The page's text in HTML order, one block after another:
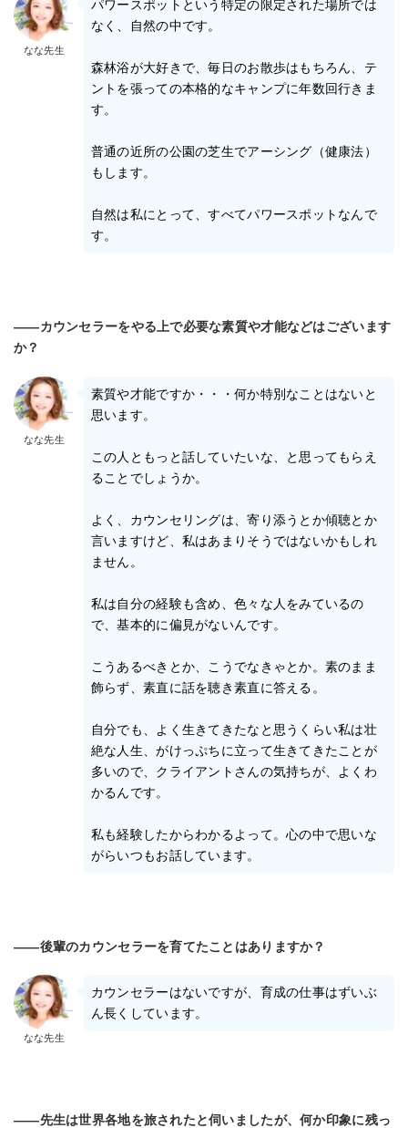
なな先生
パワースポットという特定の限定された場所では
なく、自然の中です。
森林浴が大好きで、毎日のお散歩はもちろん、テ
ントを張っての本格的なキャンプに年数回行きま
す。
普通の近所の公園の芝生でアーシング（健康法）
もします。
自然は私にとって、すべてパワースポットなんで
す。
――カウンセラーをやる上で必要な素質や才能などはございます
か？
なな先生
素質や才能ですか・・・何か特別なことはないと
思います。
この人ともっと話していたいな、と思ってもらえ
ることでしょうか。
よく、カウンセリングは、寄り添うとか傾聴とか
言いますけど、私はあまりそうではないかもしれ
ません。
私は自分の経験も含め、色々な人をみているの
で、基本的に偏見がないんです。
こうあるべきとか、こうでなきゃとか。素のまま
飾らず、素直に話を聴き素直に答える。
自分でも、よく生きてきたなと思うくらい私は壮
絶な人生、がけっぷちに立って生きてきたことが
多いので、クライアントさんの気持ちが、よくわ
かるんです。
私も経験したからわかるよって。心の中で思いな
がらいつもお話しています。
――後輩のカウンセラーを育てたことはありますか？
なな先生
カウンセラーはないですが、育成の仕事はずいぶ
ん長くしています。
――先生は世界各地を旅されたと伺いましたが、何か印象に残っ